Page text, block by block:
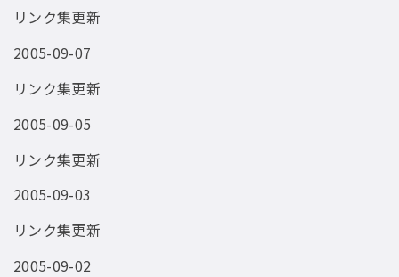
リンク集更新
2005-09-07
リンク集更新
2005-09-05
リンク集更新
2005-09-03
リンク集更新
2005-09-02